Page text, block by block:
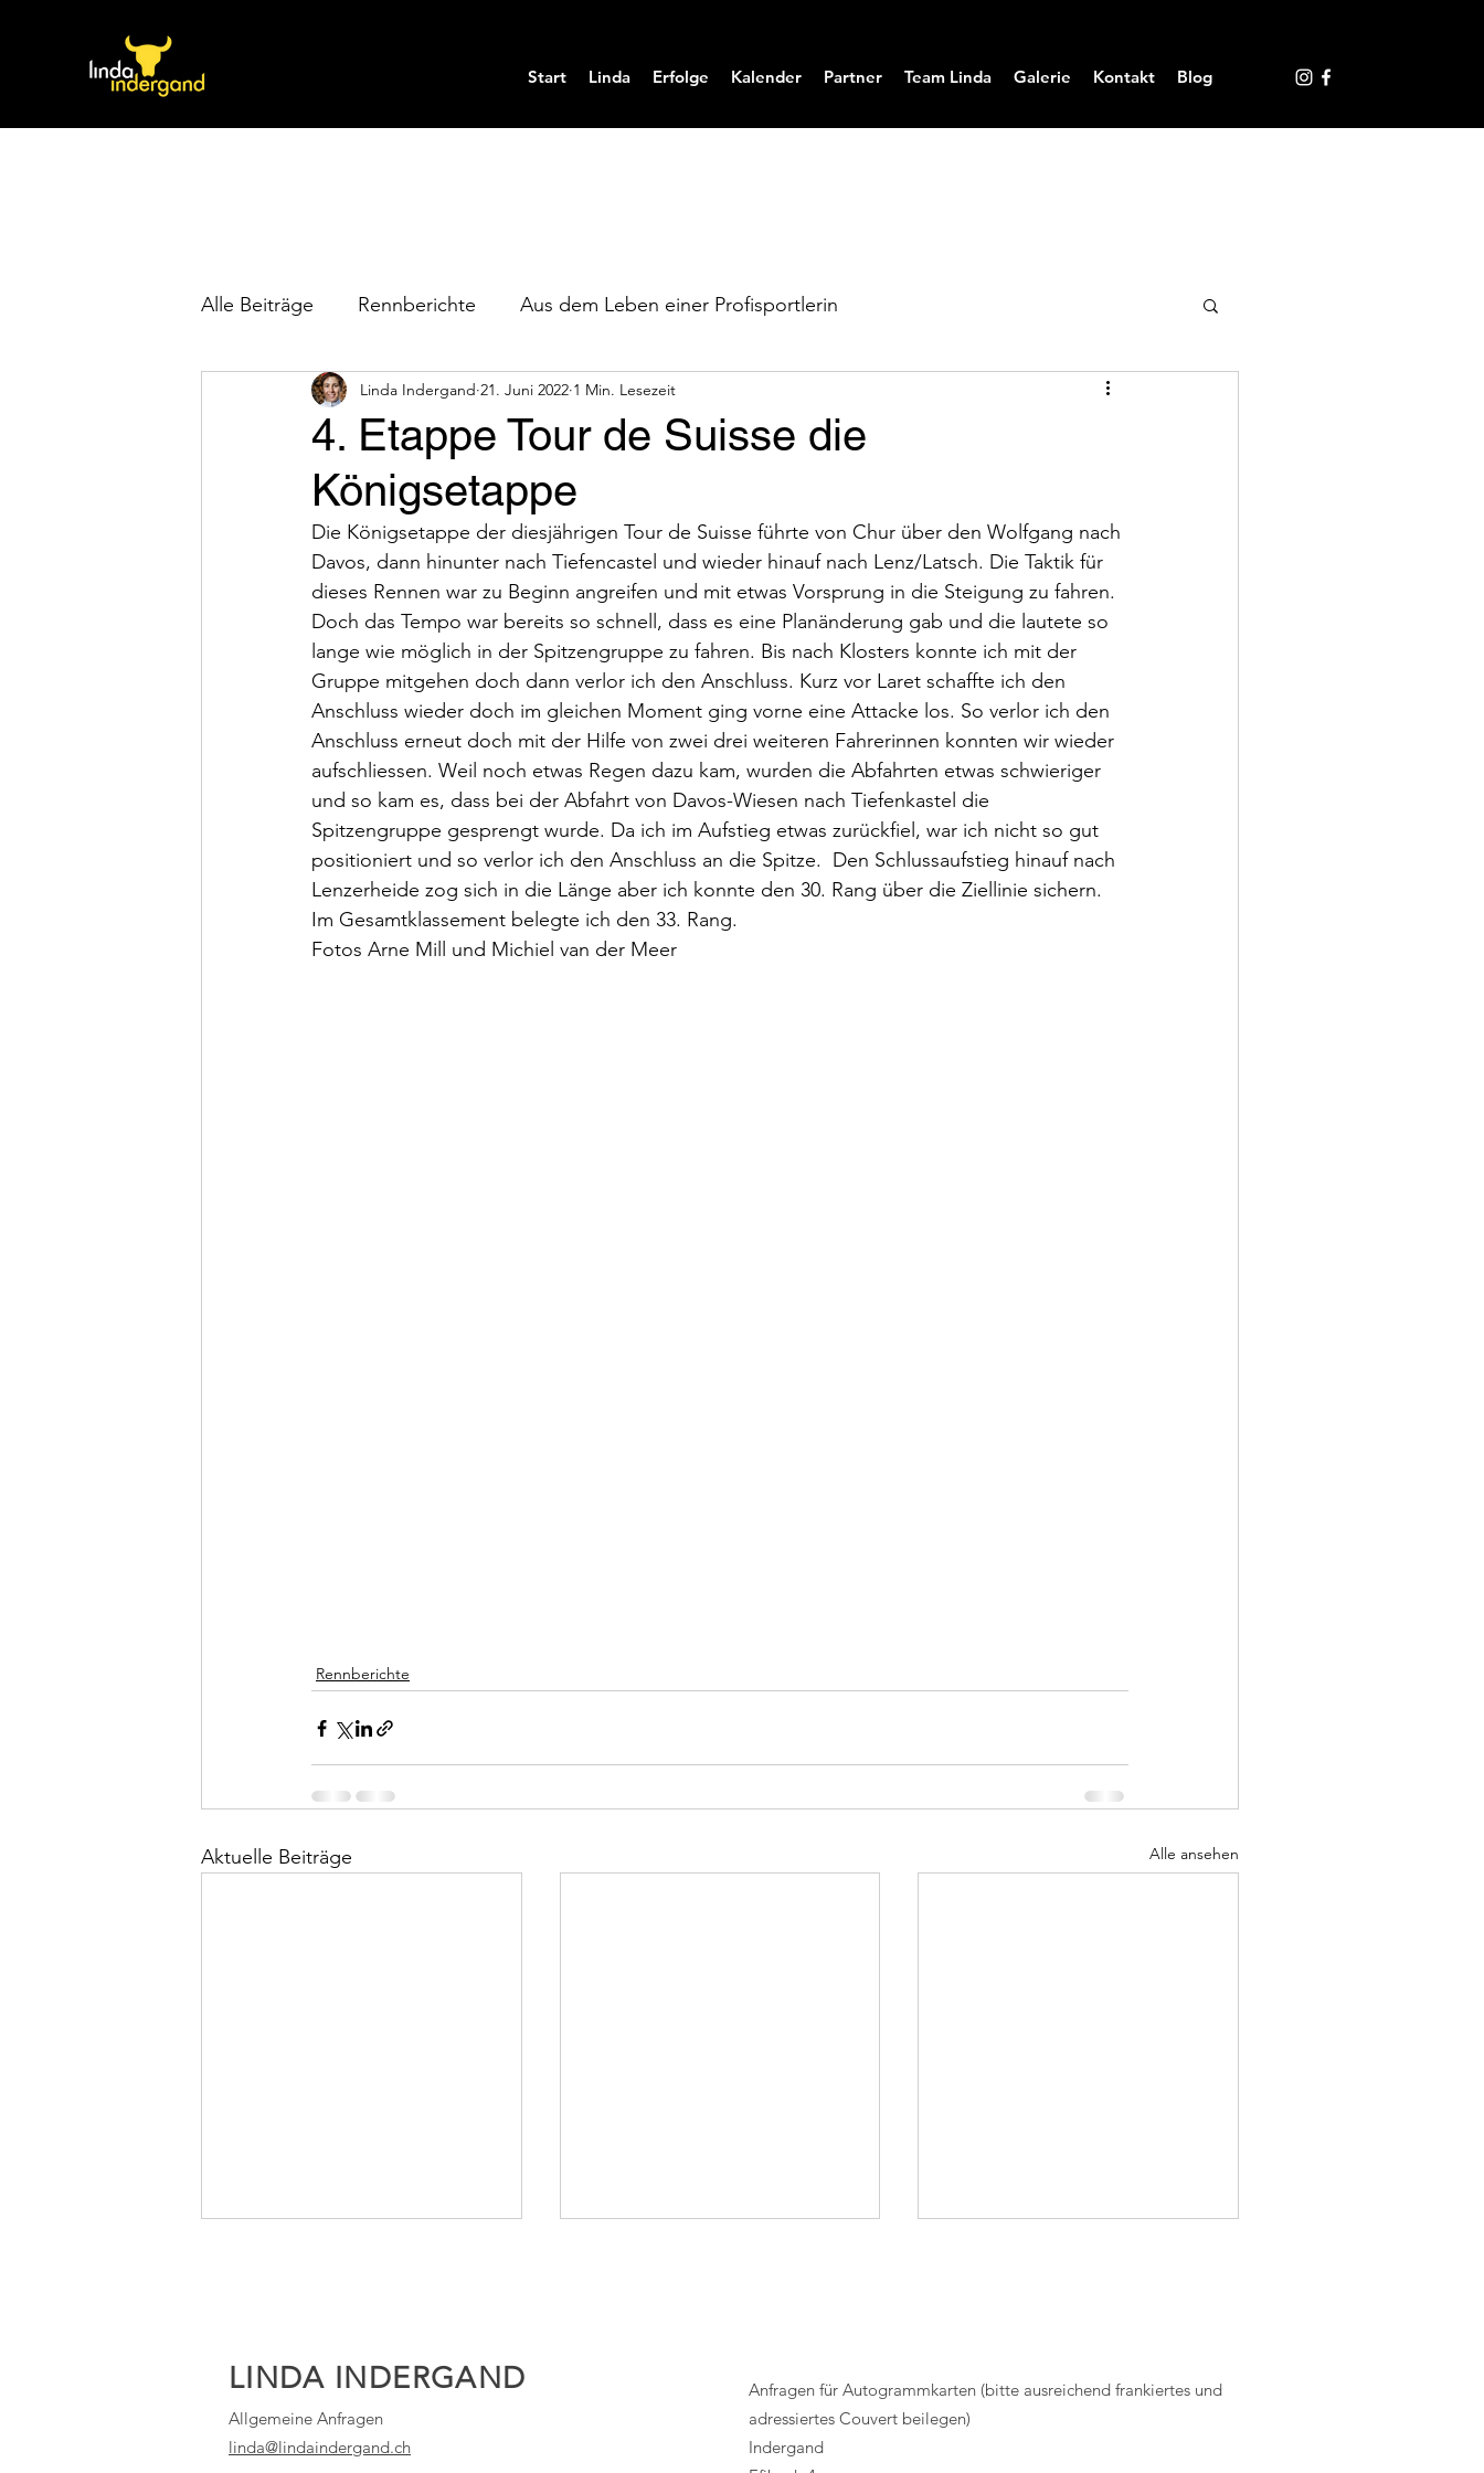
Start Linda Erfolge Kalender Partner Team Linda Galerie Kontakt Blog
Alle Beiträge Rennberichte Aus dem Leben einer Profisportlerin
4. Etappe Tour de Suisse die
Königsetappe
Linda Indergand 21. Juni 2022 1 Min. Lesezeit
Die Königsetappe der diesjährigen Tour de Suisse führte von Chur über den Wolfgang nach
Davos, dann hinunter nach Tiefencastel und wieder hinauf nach Lenz/Latsch. Die Taktik für
dieses Rennen war zu Beginn angreifen und mit etwas Vorsprung in die Steigung zu fahren.
Doch das Tempo war bereits so schnell, dass es eine Planänderung gab und die lautete so
lange wie möglich in der Spitzengruppe zu fahren. Bis nach Klosters konnte ich mit der
Gruppe mitgehen doch dann verlor ich den Anschluss. Kurz vor Laret schaffte ich den
Anschluss wieder doch im gleichen Moment ging vorne eine Attacke los. So verlor ich den
Anschluss erneut doch mit der Hilfe von zwei drei weiteren Fahrerinnen konnten wir wieder
aufschliessen. Weil noch etwas Regen dazu kam, wurden die Abfahrten etwas schwieriger
und so kam es, dass bei der Abfahrt von Davos-Wiesen nach Tiefenkastel die
Spitzengruppe gesprengt wurde. Da ich im Aufstieg etwas zurückfiel, war ich nicht so gut
positioniert und so verlor ich den Anschluss an die Spitze.  Den Schlussaufstieg hinauf nach
Lenzerheide zog sich in die Länge aber ich konnte den 30. Rang über die Ziellinie sichern.
Im Gesamtklassement belegte ich den 33. Rang.
Fotos Arne Mill und Michiel van der Meer
Rennberichte
Aktuelle Beiträge Alle ansehen
Podest beim Short Track in
Nove Mesto;-)
Erfolgreiches SM
LINDA INDERGAND
Allgemeine Anfragen
linda@lindaindergand.ch
Anfragen für Autogrammkarten (bitte ausreichend frankiertes und
adressiertes Couvert beilegen)
Indergand